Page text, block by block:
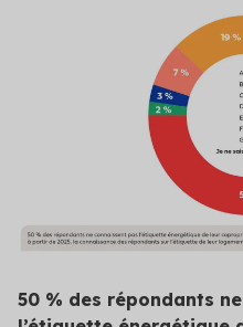
50 % des répondants